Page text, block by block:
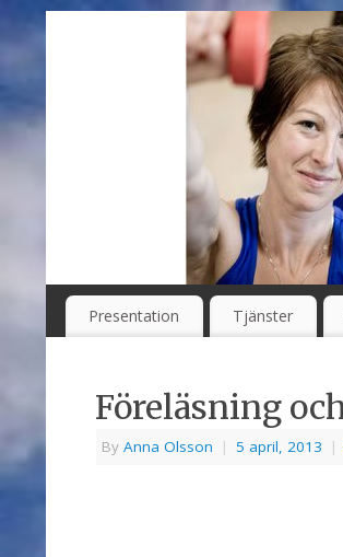
Presentation Tjänster
Föreläsning
By Anna Olsson | 5 april, 2013 |